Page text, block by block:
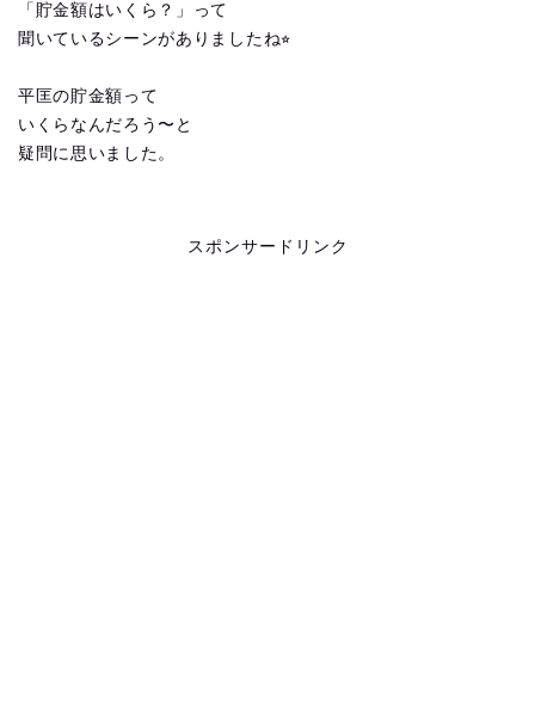
「貯金額はいくら？」って
聞いているシーンがありましたね⭐︎
平匡の貯金額って
いくらなんだろう〜と
疑問に思いました。
スポンサードリンク